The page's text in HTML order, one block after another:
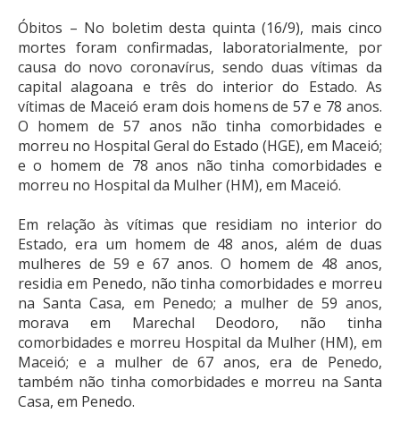
Óbitos – No boletim desta quinta (16/9), mais cinco
mortes foram confirmadas, laboratorialmente, por
causa do novo coronavírus, sendo duas vítimas da
capital alagoana e três do interior do Estado. As
vítimas de Maceió eram dois homens de 57 e 78 anos.
O homem de 57 anos não tinha comorbidades e
morreu no Hospital Geral do Estado (HGE), em Maceió;
e o homem de 78 anos não tinha comorbidades e
morreu no Hospital da Mulher (HM), em Maceió.
Em relação às vítimas que residiam no interior do
Estado, era um homem de 48 anos, além de duas
mulheres de 59 e 67 anos. O homem de 48 anos,
residia em Penedo, não tinha comorbidades e morreu
na Santa Casa, em Penedo; a mulher de 59 anos,
morava em Marechal Deodoro, não tinha
comorbidades e morreu Hospital da Mulher (HM), em
Maceió; e a mulher de 67 anos, era de Penedo,
também não tinha comorbidades e morreu na Santa
Casa, em Penedo.